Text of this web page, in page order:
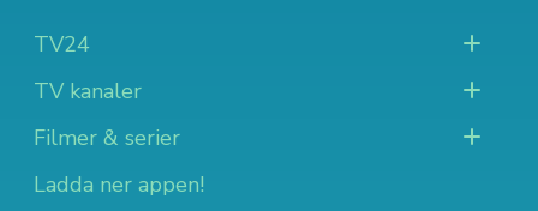
TV24
TV kanaler
Filmer & serier
Ladda ner appen!